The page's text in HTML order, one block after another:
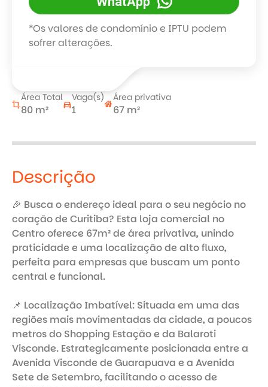
crop
Área Total
80 m² directions_car
Vaga(s)
1 house
Área privativa
67 m²
Descrição
🎉 Busca o endereço ideal para o seu negócio no
coração de Curitiba? Esta loja comercial no
Centro oferece 67m² de área privativa, unindo
praticidade e uma localização de alto fluxo,
perfeita para empresas que buscam um ponto
central e funcional.
📌 Localização Imbatível: Situada em uma das
regiões mais movimentadas da cidade, a poucos
metros do Shopping Estação e da Balaroti
Visconde. Estrategicamente posicionada entre a
Avenida Visconde de Guarapuava e a Avenida
Sete de Setembro, facilitando o acesso de
*Os valores de condomínio e IPTU podem
sofrer alterações.